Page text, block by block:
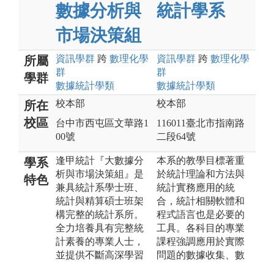
數據分析與
市場決策組
統計學系
所屬
學群
資訊學群 跨 數理化學
群
數據統計學類
資訊學群 跨 數理化學
群
數據統計學類
所在
校區
校本部
台中市西屯區文華路1
00號
校本部
116011臺北市指南路
二段64號
學系
特色
逢甲統計『大數據分
析與市場決策組』是
兼具統計系學士班、
統計與精算碩士班架
構完整的統計系所。
全力培養具有完整統
計素養的專業人士，
並提供不斷高深學習
本系的教學目標著重
於統計理論和方法與
統計實務應用的統
合，統計相關軟體和
程式語言也是必要的
工具。各科目的專業
課程強調應用於實際
問題的數據收集、數